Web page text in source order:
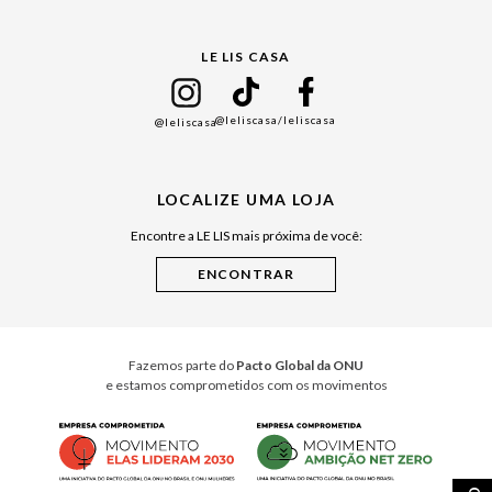
Cuidados Casa
LE LIS CASA
@leliscasa@leliscasa/leliscasa
LOCALIZE UMA LOJA
Encontre a LE LIS mais próxima de você:
Fazemos parte do Pacto Global da ONU
e estamos comprometidos com os movimentos